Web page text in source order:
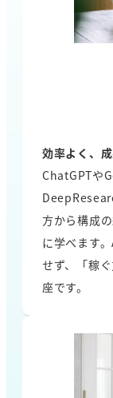
効率よく、
ChatGPTや
方から構成
に学べます
せず、「稼
座です。